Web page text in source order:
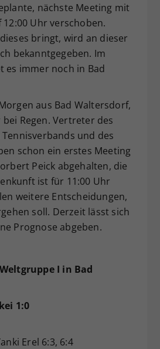
nächste Meeting mit
12:00 Uhr verschoben.
bringt, wird an dieser
bekanntgegeben. Im
es immer noch in Bad
aus Bad Waltersdorf,
Regen. Vertreter des
und des
schon ein erstes Meeting
Peick abgehalten, die
ist für 11:00 Uhr
weitere Entscheidungen,
soll. Derzeit lässt sich
Prognose abgeben.
I in Bad
1:0
Erel 6:3, 6:4